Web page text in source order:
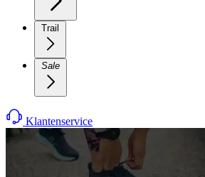
Trail
Sale
Klantenservice